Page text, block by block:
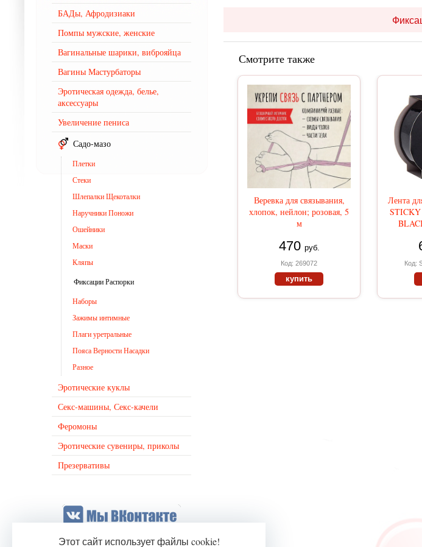
Смотрите также
Веревка для связывания,
хлопок, нейлон; розовая, 5
м
470 руб.
Код: 269072
купить
Лента
Код:
БАДы, Афродизиаки
Помпы мужские, женские
Вагинальные шарики, виброяйца
Вагины Мастурбаторы
Эротическая одежда, белье,
аксессуары
Увеличение пениса
Садо-мазо
Плетки
Стеки
Шлепалки Щекоталки
Наручники Поножи
Ошейники
Маски
Кляпы
Фиксации Распорки
Наборы
Зажимы интимные
Плаги уретральные
Пояса Верности Насадки
Разное
Эротические куклы
Секс-машины, Секс-качели
Феромоны
Эротические сувениры, приколы
Презервативы
Этот сайт использует файлы cookie!